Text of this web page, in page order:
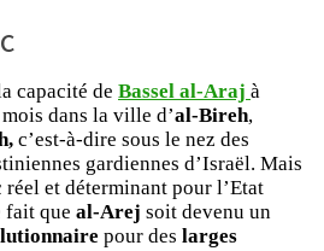
capacité de Bassel al-Araj à
dans la ville d’al-Bireh,
c’est-à-dire sous le nez des
gardiennes d’Israël. Mais
réel et déterminant pour l’Etat
fait que al-Arej soit devenu un
pour des larges